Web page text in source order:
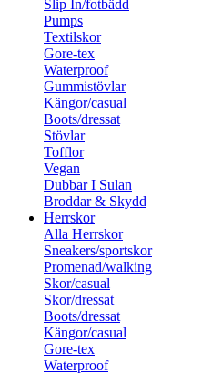
Slip In/fotbädd
Pumps
Textilskor
Gore-tex
Waterproof
Gummistövlar
Kängor/casual
Boots/dressat
Stövlar
Tofflor
Vegan
Dubbar I Sulan
Broddar & Skydd
Herrskor
Alla Herrskor
Sneakers/sportskor
Promenad/walking
Skor/casual
Skor/dressat
Boots/dressat
Kängor/casual
Gore-tex
Waterproof